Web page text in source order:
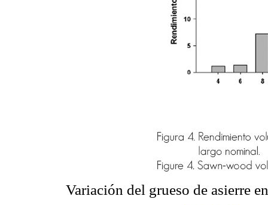
Variación del grueso de asierre